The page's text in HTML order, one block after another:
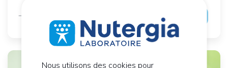
Ajouter au panier
Nous utilisons des cookies pour